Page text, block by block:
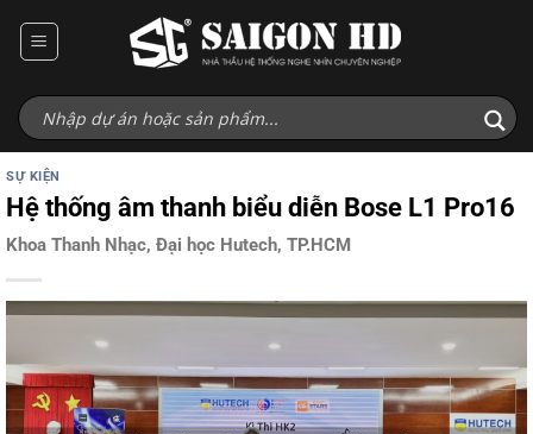
qua
dung
SỰ KIỆN
Hệ thống âm thanh biểu diễn Bose L1 Pro16
Khoa Thanh Nhạc, Đại học Hutech, TP.HCM